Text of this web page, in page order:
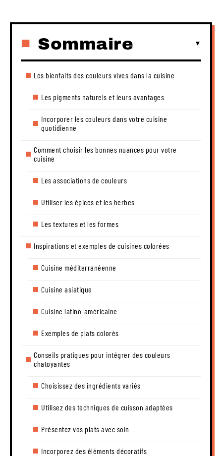
Sommaire
Les bienfaits des couleurs vives dans la cuisine
Les pigments naturels et leurs avantages
Incorporer les couleurs dans votre cuisine
quotidienne
Comment choisir les bonnes nuances pour votre
cuisine
Les associations de couleurs
Utiliser les épices et les herbes
Les textures et les formes
Inspirations et exemples de cuisines colorées
Cuisine méditerranéenne
Cuisine asiatique
Cuisine latino-américaine
Exemples de plats colorés
Conseils pratiques pour intégrer des couleurs
chatoyantes
Choisissez des ingrédients variés
Utilisez des techniques de cuisson adaptées
Présentez vos plats avec soin
Incorporez des éléments décoratifs